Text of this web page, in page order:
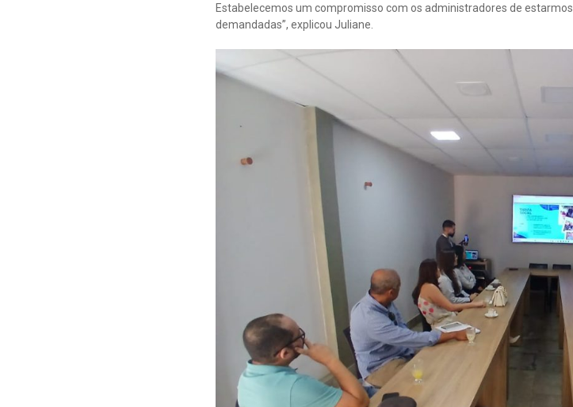
Estabelecemos um compromisso com os administradores de
demandadas”, explicou Juliane.